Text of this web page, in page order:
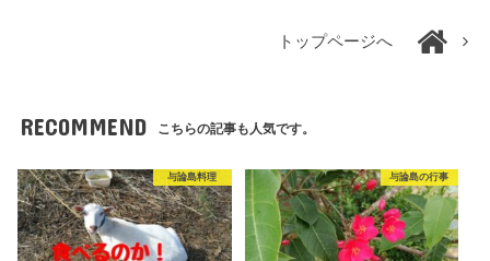
トップページへ
RECOMMEND こちらの記事も人気です。
与論島料理 与論島の行事